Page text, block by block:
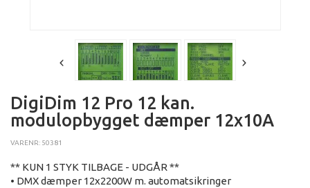
DigiDim 12 Pro 12 kan.
modulopbygget dæmper 12x10A
VARENR: 50381
** KUN 1 STYK TILBAGE - UDGÅR **
• DMX dæmper 12x2200W m. automatsikringer